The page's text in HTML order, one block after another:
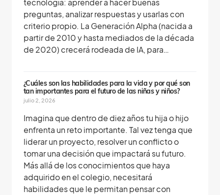
tecnología: aprender a hacer buenas
preguntas, analizar respuestas y usarlas con
criterio propio. La Generación Alpha (nacida a
partir de 2010 y hasta mediados de la década
de 2020) crecerá rodeada de IA, para…
¿Cuáles son las habilidades para la vida y por qué son
tan importantes para el futuro de las niñas y niños?
julio 2, 2026
Imagina que dentro de diez años tu hija o hijo
enfrenta un reto importante. Tal vez tenga que
liderar un proyecto, resolver un conflicto o
tomar una decisión que impactará su futuro.
Más allá de los conocimientos que haya
adquirido en el colegio, necesitará
habilidades que le permitan pensar con